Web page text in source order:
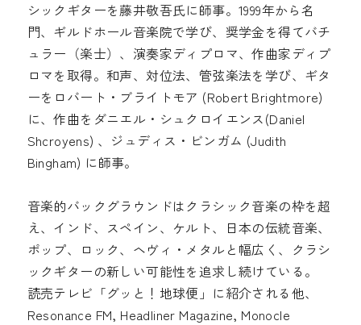
シックギターを藤井敬吾氏に師事。1999年から名
門、ギルドホール音楽院で学び、奨学金を得てバチ
ュラー（楽士）、演奏家ディプロマ、作曲家ディプ
ロマを取得。和声、対位法、管弦楽法を学び、ギタ
ーをロバート・ブライトモア (Robert Brightmore)
に、作曲をダニエル・シュクロイエンス(Daniel
Shcroyens) 、ジュディス・ビンガム (Judith
Bingham) に師事。
音楽的バックグラウンドはクラシック音楽の枠を超
え、インド、スペイン、ケルト、日本の伝統音楽、
ポップ、ロック、ヘヴィ・メタルと幅広く、クラシ
ックギターの新しい可能性を追求し続けている。
読売テレビ「グッと！地球便」に紹介される他、
Resonance FM, Headliner Magazine, Monocle